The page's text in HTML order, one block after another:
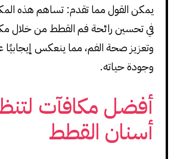
يمكن القول مما تقدم: تساهم هذه
في تحسين رائحة فم القطط من خلال
وتعزيز صحة الفم، مما ينعكس إيجابيًا
وجودة حياته.
أفضل مكافآت
أسنان القطط